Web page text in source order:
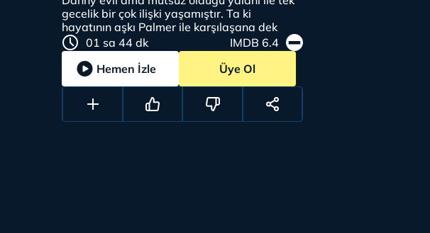
gecelik bir çok ilişki yaşamıştır. Ta ki
hayatının aşkı Palmer ile karşılaşana dek
01 sa 44 dk
IMDB 6.4
Hemen İzle
Üye Ol